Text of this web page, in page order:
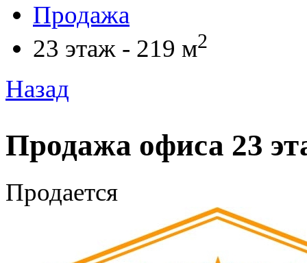
Продажа
23 этаж - 219 м2
Назад
Продажа офиса 23
Продается